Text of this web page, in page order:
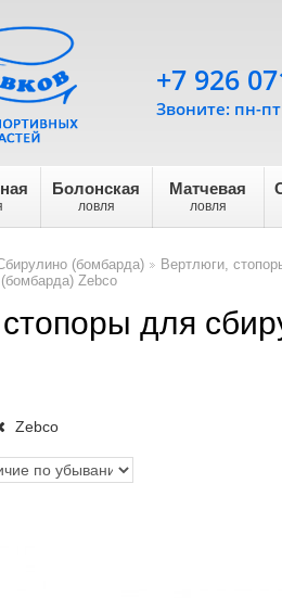
Болонская
ловля
Матчевая
ловля
+7 926
Звоните: пн-
(бомбарда)
Вертлюги,
Zebco
для
Zebco